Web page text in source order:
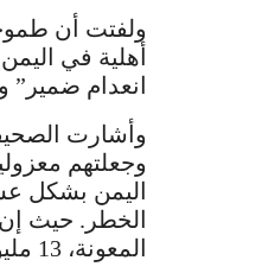
ولفتت أن
أهلية في
انعدام
وجعلتهم
المعونة، 13 مليون شخص في خطر الموت جوعاً و 9.4 مليون شخص في خطر الموت عطشاً.